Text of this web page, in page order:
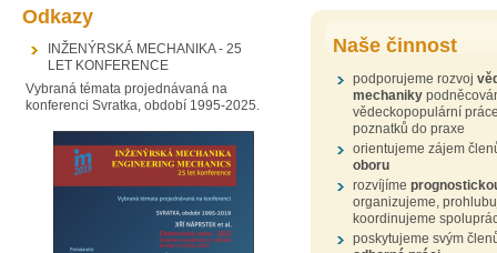
Odkazy
INŽENÝRSKÁ MECHANIKA - 25
LET KONFERENCE
Vybraná témata projednávaná na
konferenci Svratka, období 1995-2025.
Naše činnost
podporujeme rozvoj
mechaniky
vědeckopopulární
poznatků do praxe
orientujeme zájem
oboru
rozvíjíme
organizujeme,
koordinujeme
poskytujeme svým